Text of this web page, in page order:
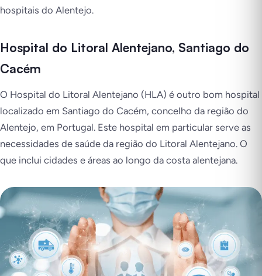
hospitais do Alentejo.
Hospital do Litoral Alentejano, Santiago do
Cacém
O Hospital do Litoral Alentejano (HLA) é outro bom hospital
localizado em Santiago do Cacém, concelho da região do
Alentejo, em Portugal. Este hospital em particular serve as
necessidades de saúde da região do Litoral Alentejano. O
que inclui cidades e áreas ao longo da costa alentejana.